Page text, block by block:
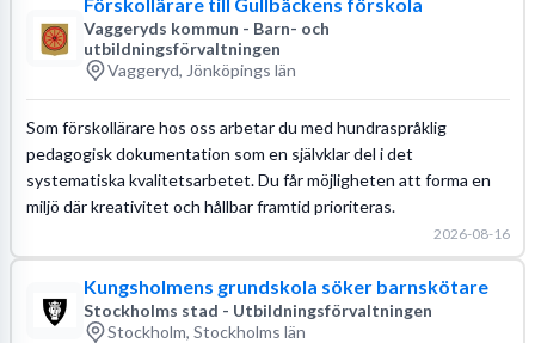
Vaggeryds kommun - Barn- och
utbildningsförvaltningen
Vaggeryd, Jönköpings län
Som förskollärare hos oss arbetar du med hundraspråklig
pedagogisk dokumentation som en självklar del i det
systematiska kvalitetsarbetet. Du får möjligheten att forma en
miljö där kreativitet och hållbar framtid prioriteras.
2026-08-16
Kungsholmens grundskola söker barnskötare
Stockholms stad - Utbildningsförvaltningen
Stockholm, Stockholms län